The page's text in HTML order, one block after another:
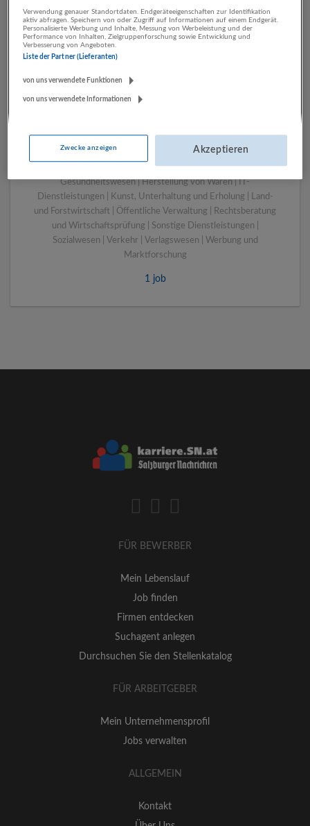
Bergheim bei Salzburg
Bau | Beherbergung und Gastronomie | Einzelhandel |
Energieversorgung | Finanz- und Versicherungsleistungen |
Gesundheitswesen | Herstellung von Waren | IT-
Dienstleistungen | Kunst, Unterhaltung und Erholung | Land-
und Forstwirtschaft | Öffentliche Verwaltung | Rechtsberatung
und Wirtschaftsprüfung | Sonstige Dienstleistungen |
Sozialwesen | Verkehr | Verlagswesen | Werbung und
Marktforschung
1 job
FÜR BEWERBER
Mein Lebenslauf
Job finden
Firmen entdecken
Suchagent anlegen
Durchsuchen Sie den Stellenkatalog
FÜR ARBEITGEBER
Mein Unternehmensprofil
Jobs verwalten
ALLGEMEIN
Kontakt
Verwendung genauer Standortdaten. Endgeräteeigenschaften zur Identifikation
aktiv abfragen. Speichern von oder Zugriff auf Informationen auf einem Endgerät.
Personalisierte Werbung und Inhalte, Messung von Werbeleistung und der
Performance von Inhalten, Zielgruppenforschung sowie Entwicklung und
Verbesserung von Angeboten.
Liste der Partner (Lieferanten)
von uns verwendete Funktionen
von uns verwendete Informationen
Zwecke anzeigen Akzeptieren